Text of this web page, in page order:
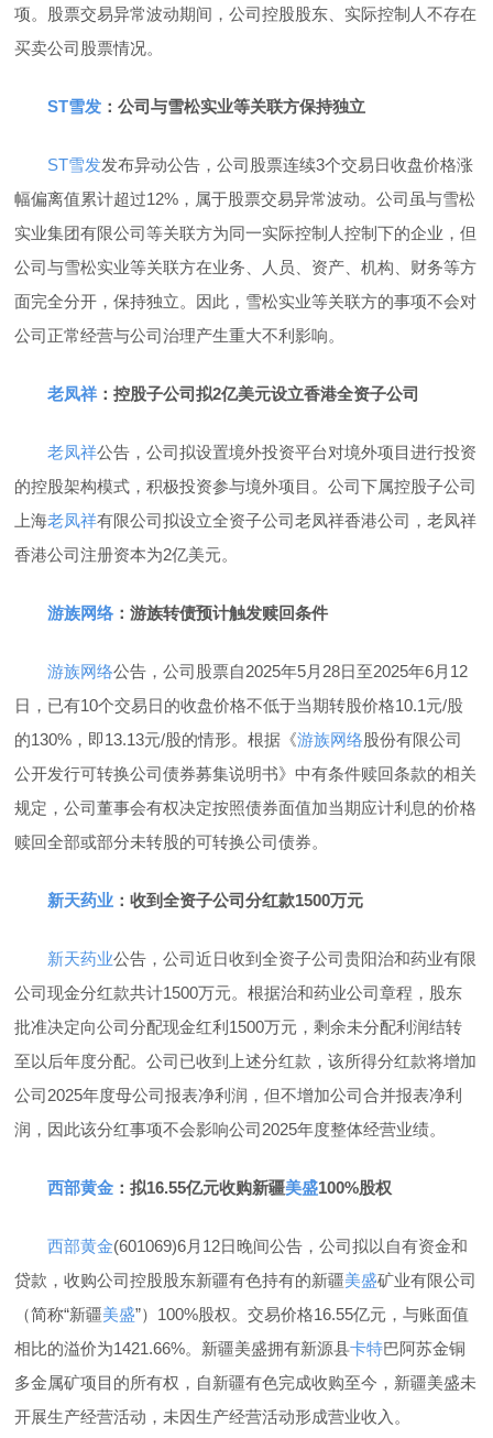
项。股票交易异常波动期间，公司控股股东、实际控制人不存在
买卖公司股票情况。
ST雪发 ：公司与雪松实业等关联方保持独立
ST雪发发布异动公告，公司股票连续3个交易日收盘价格涨
幅偏离值累计超过12%，属于股票交易异常波动。公司虽与雪松
实业集团有限公司等关联方为同一实际控制人控制下的企业，但
公司与雪松实业等关联方在业务、人员、资产、机构、财务等方
面完全分开，保持独立。因此，雪松实业等关联方的事项不会对
公司正常经营与公司治理产生重大不利影响。
老凤祥：控股子公司拟2亿美元设立香港全资子公司
老凤祥公告，公司拟设置境外投资平台对境外项目进行投资
的控股架构模式，积极投资参与境外项目。公司下属控股子公司
上海老凤祥有限公司拟设立全资子公司老凤祥香港公司，老凤祥
香港公司注册资本为2亿美元。
游族网络：游族转债预计触发赎回条件
游族网络公告，公司股票自2025年5月28日至2025年6月12
日，已有10个交易日的收盘价格不低于当期转股价格10.1元/股
的130%，即13.13元/股的情形。根据《游族网络股份有限公司
公开发行可转换公司债券募集说明书》中有条件赎回条款的相关
规定，公司董事会有权决定按照债券面值加当期应计利息的价格
赎回全部或部分未转股的可转换公司债券。
新天药业 ：收到全资子公司分红款1500万元
新天药业公告，公司近日收到全资子公司贵阳治和药业有限
公司现金分红款共计1500万元。根据治和药业公司章程，股东
批准决定向公司分配现金红利1500万元，剩余未分配利润结转
至以后年度分配。公司已收到上述分红款，该所得分红款将增加
公司2025年度母公司报表净利润，但不增加公司合并报表净利
润，因此该分红事项不会影响公司2025年度整体经营业绩。
西部黄金 ：拟16.55亿元收购新疆美盛100%股权
西部黄金(601069)6月12日晚间公告，公司拟以自有资金和
贷款，收购公司控股股东新疆有色持有的新疆美盛矿业有限公司
（简称“新疆美盛”）100%股权。交易价格16.55亿元，与账面值
相比的溢价为1421.66%。新疆美盛拥有新源县卡特巴阿苏金铜
多金属矿项目的所有权，自新疆有色完成收购至今，新疆美盛未
开展生产经营活动，未因生产经营活动形成营业收入。